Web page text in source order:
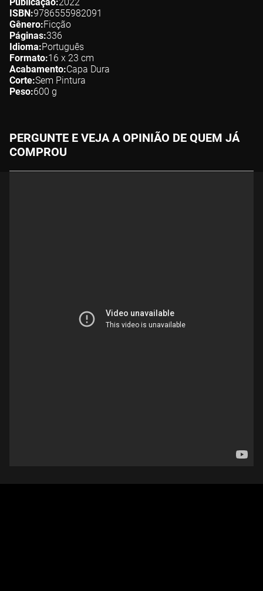
ISBN 9786555982091
Gênero Ficção
Páginas 336
Idioma Português
Formato 16 x 23 cm
Acabamento Capa Dura
Corte Sem Pintura
Peso 600 g
PERGUNTE E VEJA A OPINIÃO DE QUEM JÁ
COMPROU